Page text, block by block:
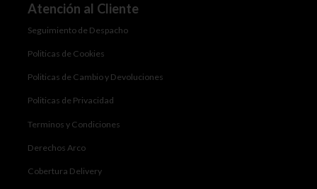
Atención al Cliente
Seguimiento de Despacho
Politicas de Cookies
Politicas de Cambio y Devoluciones
Politicas de Privacidad
Terminos y Condiciones
Derechos Arco
Cobertura Delivery